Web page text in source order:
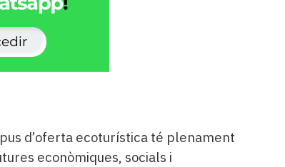
d’oferta ecoturística té plenament
econòmiques, socials i